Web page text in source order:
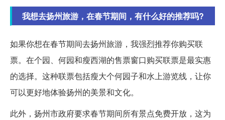
我想去扬州旅游，在春节期间，有什么好的推荐吗?
如果你想在春节期间去扬州旅游，我强烈推荐你购买联
票。在个园、何园和瘦西湖的售票窗口购买联票是最实惠
的选择。这种联票包括瘦大个何园子和水上游览线，让你
可以更好地体验扬州的美景和文化。
此外，扬州市政府要求春节期间所有景点免费开放，这为